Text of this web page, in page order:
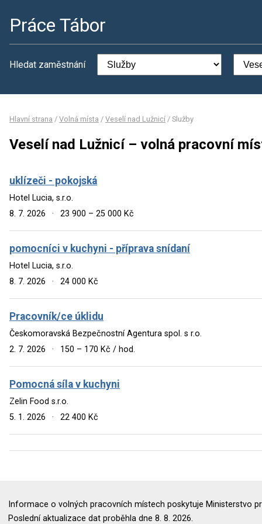
Práce Tábor
Hledat zaměstnání
Hlavní strana / Volná místa / Veselí nad Lužnicí / Služby
Veselí nad Lužnicí – volná pracovní
uklízeči - pokojská
Hotel Lucia, s.r.o.
8. 7. 2026
· 23 900 – 25 000 Kč
pomocníci v kuchyni - příprava snídaní
Hotel Lucia, s.r.o.
8. 7. 2026
· 24 000 Kč
Pracovník/ce úklidu
Českomoravská Bezpečnostní Agentura spol. s r.o.
2. 7. 2026
· 150 – 170 Kč / hod.
Pomocná síla v kuchyni
Zelin Food s.r.o.
5. 1. 2026
· 22 400 Kč
Informace o volných pracovních místech poskytuje Ministerstvo
Poslední aktualizace dat proběhla dne 8. 8. 2026.